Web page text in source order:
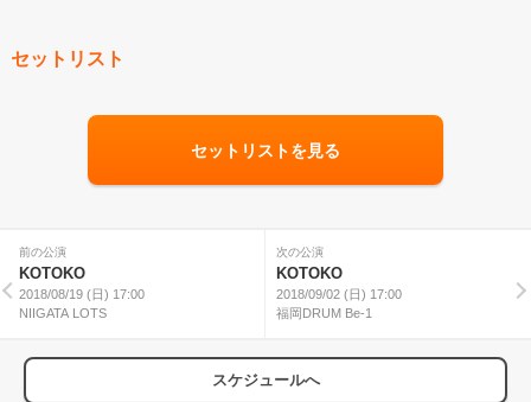
セットリスト
セットリストを見る
前の公演
KOTOKO
2018/08/19 (日) 17:00
NIIGATA LOTS
次の公演
KOTOKO
2018/09/02 (日) 17:00
福岡DRUM Be-1
スケジュールへ